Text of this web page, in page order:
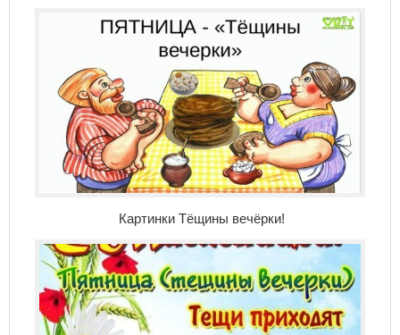
Картинки Тёщины вечёрки!